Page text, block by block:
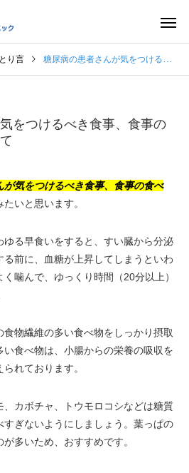
り言 糖尿病の患者さんが気をつけるべき食事、食事の食べ方、運動について
をつけるべき食事、食事の
が気をつけるべき食事、食事の食べ
いと思います。
ゆる早食いをすると、すい臓から分泌
前に、血糖が上昇してしまうといわ
噛んで、ゆっくり時間（20分以上）
物繊維の多い食べ物をしっかり摂取
い食べ物は、小腸からの栄養の吸収を
れております。
、カボチャ、トウモロコシなどは糖質
ぎないようにしましょう。葉っぱの
多いため、おすすめです。